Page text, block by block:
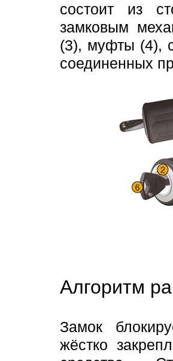
состоит из
замковым
(3), муфты (4),
соединенных
Алгоритм
Замок
жёстко